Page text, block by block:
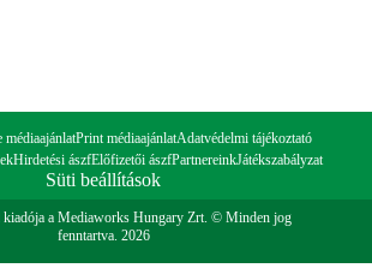
médiaajánlatPrint médiaajánlatAdatvédelmi tájékoztató
Hirdetési ászfElőfizetői ászfPartnereinkJátékszabályzat
Süti beállítások
kiadója a Mediaworks Hungary Zrt. © Minden jog
fenntartva. 2026